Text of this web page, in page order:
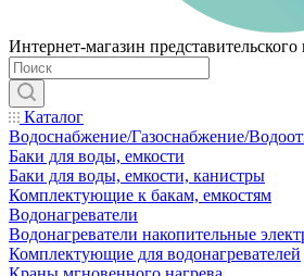
Интернет-магазин представительского
Каталог
Водоснабжение/Газоснабжение/
Баки для воды, емкости
Баки для воды, емкости, канистры
Комплектующие к бакам, емкостям
Водонагреватели
Водонагреватели накопительные
Комплектующие для водонагревателей